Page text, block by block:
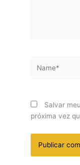
Salvar
próxima vez